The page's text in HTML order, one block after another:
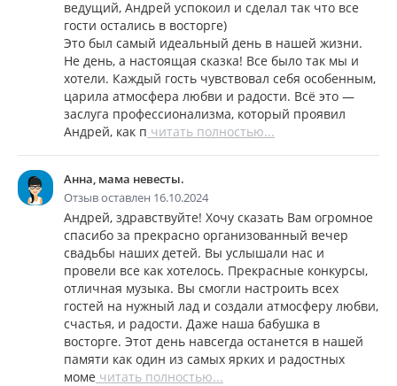
ведущий, Андрей успокоил и сделал так что все
гости остались в восторге)
Это был самый идеальный день в нашей жизни.
Не день, а настоящая сказка! Все было так мы и
хотели. Каждый гость чувствовал себя особенным,
царила атмосфера любви и радости. Всё это —
заслуга профессионализма, который проявил
Андрей, как п читать полностью...
Анна, мама невесты.
Отзыв оставлен 16.10.2024
Андрей, здравствуйте! Хочу сказать Вам огромное
спасибо за прекрасно организованный вечер
свадьбы наших детей. Вы услышали нас и
провели все как хотелось. Прекрасные конкурсы,
отличная музыка. Вы смогли настроить всех
гостей на нужный лад и создали атмосферу любви,
счастья, и радости. Даже наша бабушка в
восторге. Этот день навсегда останется в нашей
памяти как один из самых ярких и радостных
моме читать полностью...